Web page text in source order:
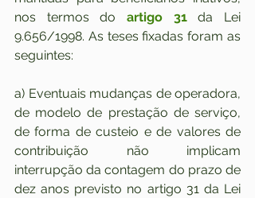
nos termos do artigo 31 da Lei
9.656/1998. As teses fixadas foram as
seguintes:
a) Eventuais mudanças de operadora,
de modelo de prestação de serviço,
de forma de custeio e de valores de
contribuição não implicam
interrupção da contagem do prazo de
dez anos previsto no artigo 31 da Lei